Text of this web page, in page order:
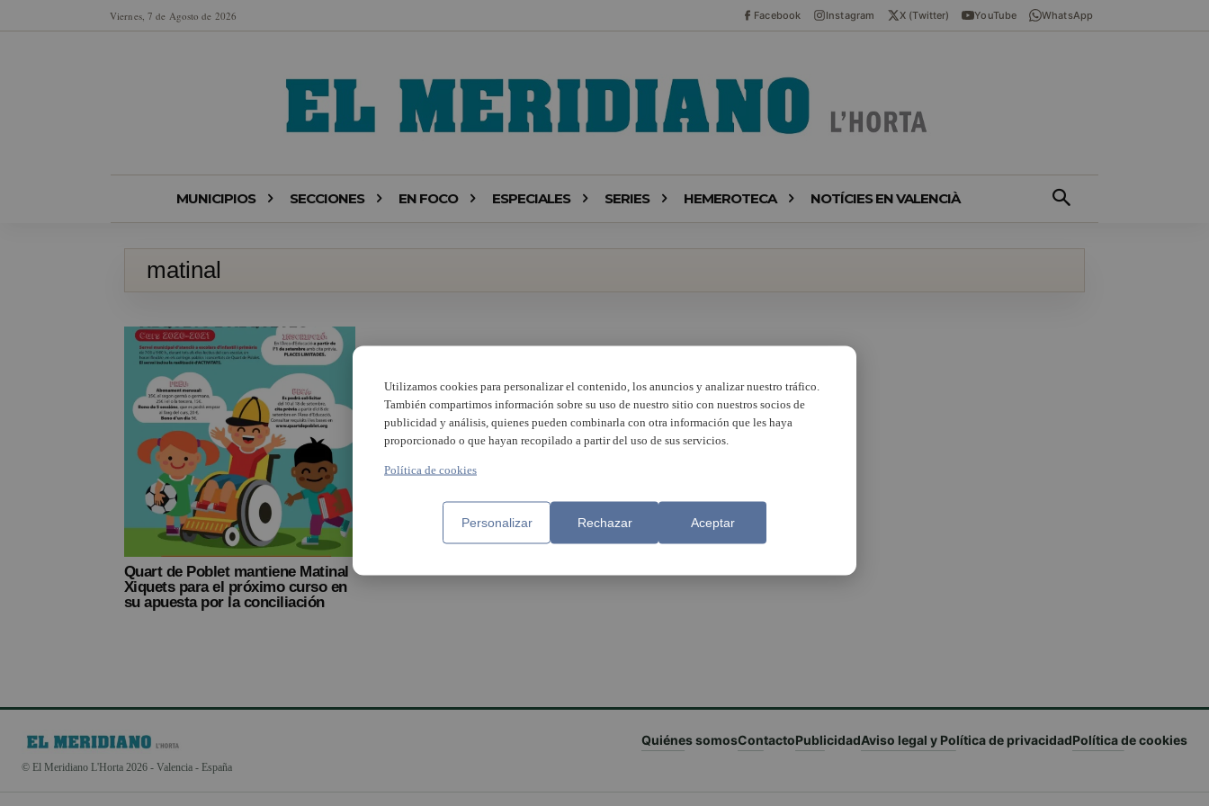
Viernes, 7 de Agosto de 2026 Facebook Instagram X (Twitter) YouTube WhatsApp
MUNICIPIOS SECCIONES EN FOCO ESPECIALES SERIES HEMEROTECA NOTÍCIES EN VALENCIÀ
matinal
Quart de Poblet mantiene Matinal
Xiquets para el próximo curso en
su apuesta por la conciliación
© El Meridiano L'Horta 2026 - Valencia - España
Quiénes somosContactoPublicidadAviso legal y Política de privacidadPolítica de cookies
Utilizamos cookies para personalizar el contenido, los anuncios y analizar nuestro tráfico.
También compartimos información sobre su uso de nuestro sitio con nuestros socios de
publicidad y análisis, quienes pueden combinarla con otra información que les haya
proporcionado o que hayan recopilado a partir del uso de sus servicios.
Política de cookies
Personalizar Rechazar Aceptar